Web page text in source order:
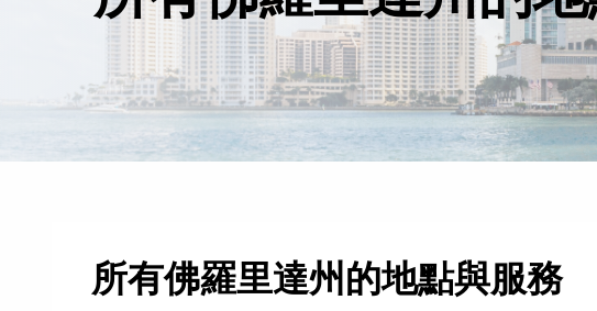
所有佛羅里達州的地點與服務